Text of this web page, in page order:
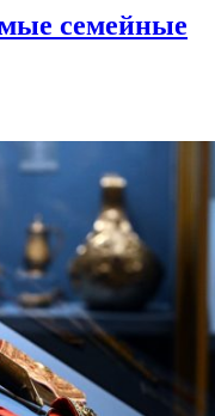
семейные